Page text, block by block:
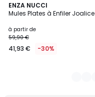
ENZA NUCCI
Mules Plates à Enfiler Joalice
à partir de
59,90 €
41,93 € -30%
2
Couleurs